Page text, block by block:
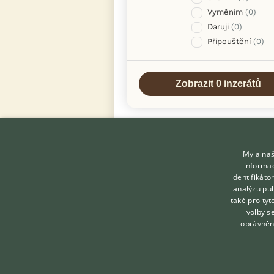
Vyměním (0)
Daruji (0)
Připouštění (0)
KONTAKT DO REDAKCE
My a
analýzu
také pro
volby